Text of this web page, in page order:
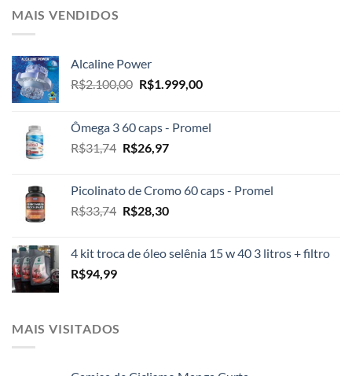
MAIS VENDIDOS
Alcaline Power
R$2.100,00 O
era:
R$2.100,00.
R$1.999,00O
é:
Ômega 3 60 caps - Promel
R$31,74 O
era:
R$31,74.
R$26,97O
é:
R$26,97.
Picolinato de Cromo 60 caps - Promel
R$33,74 O
era:
R$28,30O
é:
4 kit troca de óleo selênia 15 w 40 3 litros + filtro
R$94,99
MAIS VISITADOS